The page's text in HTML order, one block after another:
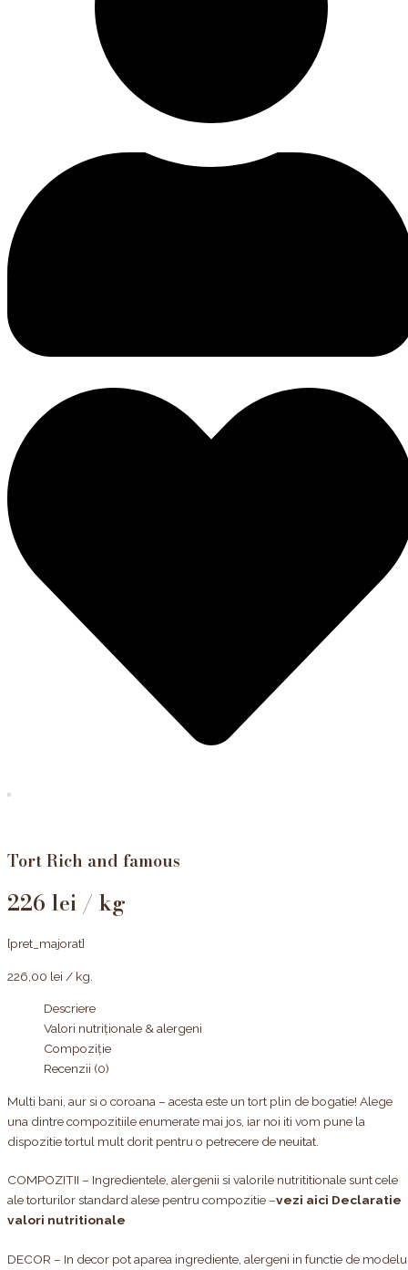
Tort Rich and famous
226 lei / kg
[pret_majorat]
226,00 lei / kg.
Descriere
Valori nutriționale & alergeni
Compoziție
Recenzii (0)
Multi bani, aur si o coroana – acesta este un tort plin de bogatie! Alege
una dintre compozitiile enumerate mai jos, iar noi iti vom pune la
dispozitie tortul mult dorit pentru o petrecere de neuitat.
COMPOZITII – Ingredientele, alergenii si valorile nutrititionale sunt cele
ale torturilor standard alese pentru compozitie –vezi aici Declaratie
valori nutritionale
DECOR – In decor pot aparea ingrediente, alergeni in functie de